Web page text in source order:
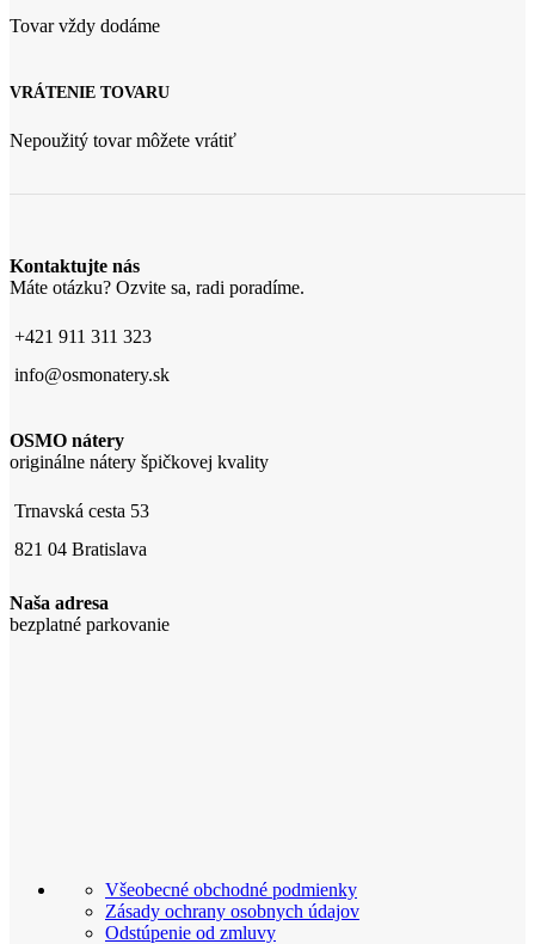
Tovar vždy dodáme
VRÁTENIE TOVARU
Nepoužitý tovar môžete vrátiť
Kontaktujte nás
Máte otázku? Ozvite sa, radi poradíme.
+421 911 311 323
info@osmonatery.sk
OSMO nátery
originálne nátery špičkovej kvality
Trnavská cesta 53
821 04 Bratislava
Naša adresa
bezplatné parkovanie
Všeobecné obchodné podmienky
Zásady ochrany osobnych údajov
Odstúpenie od zmluvy